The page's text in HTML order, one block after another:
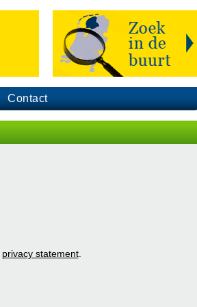
Contact
privacy statement.